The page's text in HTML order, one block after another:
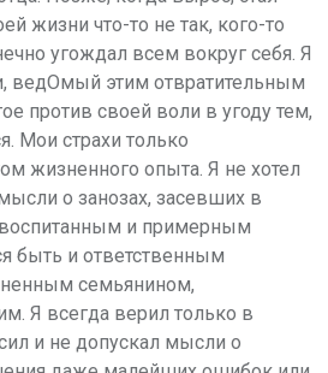
жизни что-то не так, кого-то
угождал всем вокруг себя. Я
ведОмый этим отвратительным
против своей воли в угоду тем,
Мои страхи только
жизненного опыта. Я не хотел
о занозах, засевших в
и примерным
быть и ответственным
семьянином,
Я всегда верил только в
и не допускал мысли о